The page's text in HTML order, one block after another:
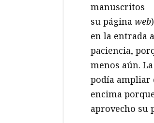
manuscritos
su página web
en la entrada
paciencia,
menos aún.
podía ampliar
encima
aprovecho su